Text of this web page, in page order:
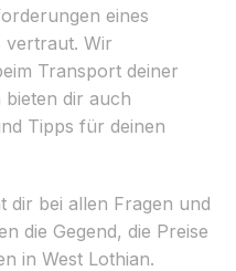
eines
vertraut. Wir
Transport deiner
dir auch
Tipps für deinen
dir bei allen Fragen und
die Gegend, die Preise
in West Lothian.